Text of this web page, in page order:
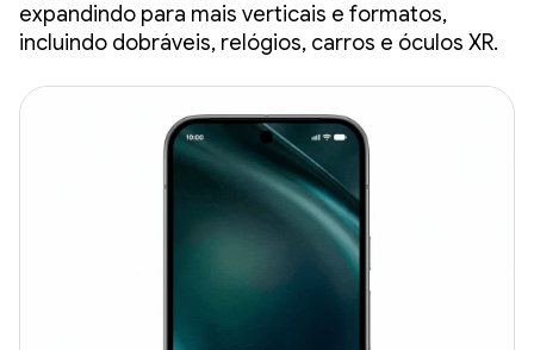
expandindo para mais verticais e formatos,
incluindo dobráveis, relógios, carros e óculos XR.